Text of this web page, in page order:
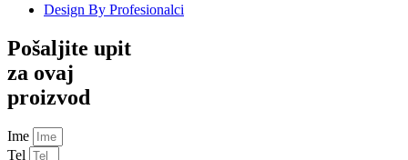
Design By Profesionalci
Pošaljite upit
za ovaj
proizvod
Ime
Tel